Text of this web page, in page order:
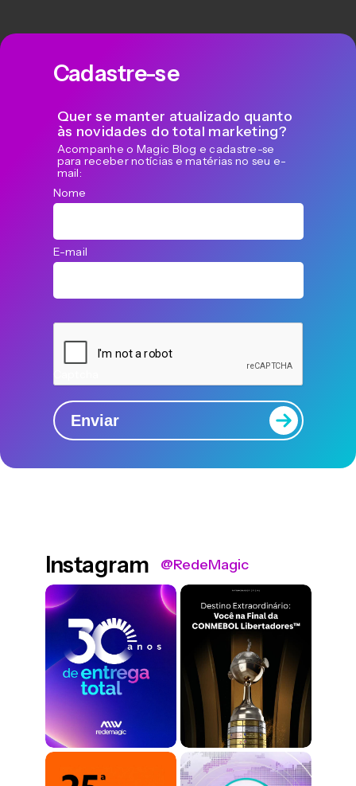
Cadastre-se
Quer se manter atualizado quanto
às novidades do total marketing?
Acompanhe o Magic Blog e cadastre-se
para receber notícias e matérias no seu e-
mail:
Nome
E-mail
Enviar
Instagram @RedeMagic